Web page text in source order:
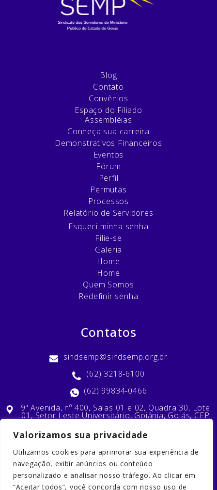
Valorizamos sua privacidade
Utilizamos cookies para aprimorar sua experiência de
navegação, exibir anúncios ou conteúdo
personalizado e analisar nosso tráfego. Ao clicar em
“Aceitar todos”, você concorda com nosso uso de
Blog
Contato
Convênios
Espaço do Filiado
Assembléias
Conheça sua carreira
Demonstrativos Financeiros
Eventos
Fórum
Perfil
Permutas
Processos
Relatório de Servidores
Esqueci minha senha
Filie-se
Galeria
Home
Home
Quem Somos
Redefinir senha
Contatos
sindsemp@sindsemp.org.br
(62) 3218-6100
(62) 99834-0466
9ª Avenida, nº 400, Salas 01 e 02, Quadra 30, Lote
01, Setor Leste Universitário, Goiânia, Goiás, CEP
Nossas Redes Sociais